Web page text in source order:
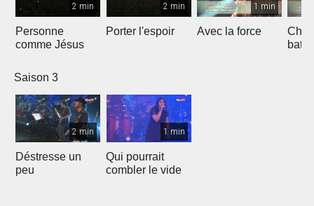
2 min
Personne
comme Jésus
2 min
Porter l'espoir
1 min
Avec la force
Saison 3
2 min
Déstresse un
peu
1 min
Qui pourrait
combler le vide